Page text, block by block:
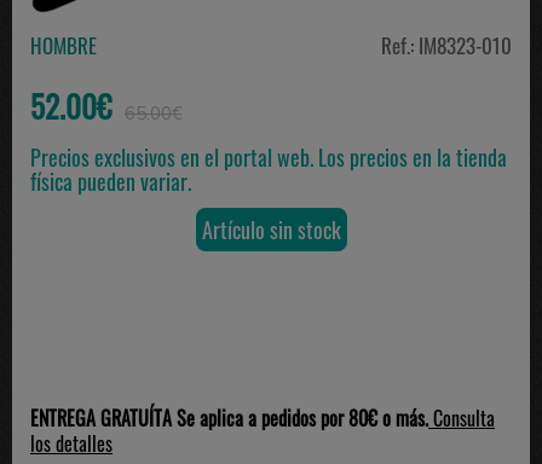
HOMBRE Ref.: IM8323-010
52.00€ 65.00€
Precios exclusivos en el portal web. Los precios en la tienda
física pueden variar.
Artículo sin stock
ENTREGA GRATUÍTA Se aplica a pedidos por 80€ o más.Consulta
los detalles